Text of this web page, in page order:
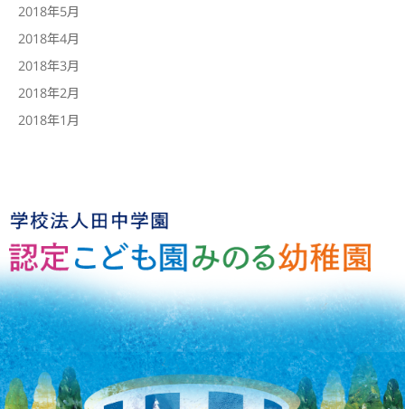
2018年5月
2018年4月
2018年3月
2018年2月
2018年1月